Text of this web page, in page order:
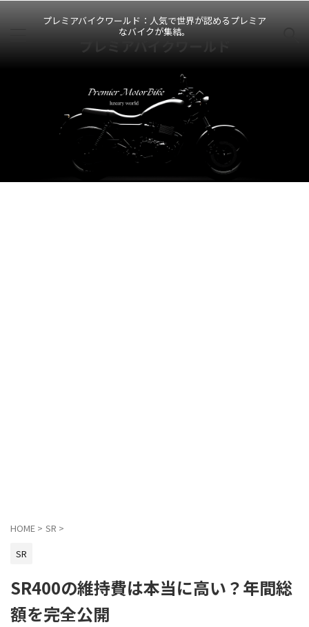
プレミアバイクワールド：人気で世界が認めるプレミア
なバイクが集結。
HOME > SR >
SR
SR400の維持費は本当に高い？年間総
額を完全公開